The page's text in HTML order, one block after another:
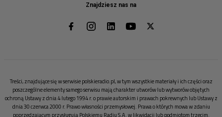
Znajdziesz nas na
Treści, znajdujące się w serwisie polskieradio.pl, w tym wszystkie materiały i ich części oraz
poszczególne elementy samego serwisu mają charakter utworów lub wytworów objętych
ochroną Ustawy z dnia 4 lutego 1994 r. o prawie autorskim i prawach pokrewnych lub Ustawy z
dnia 30 czerwca 2000 r. Prawo własności przemysłowej. Prawa o których mowa w zdaniu
poprzedzającym przysługują Polskiemu Radiu S.A. w likwidacji lub podmiotom trzecim.